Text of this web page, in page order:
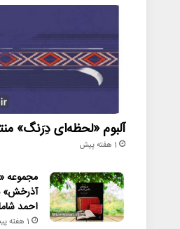
آلبوم «لحظه‌ای دِرَنگ»
1 هفته پیش
مجموعه
آذرخش»
احمد
1 هفته پیش